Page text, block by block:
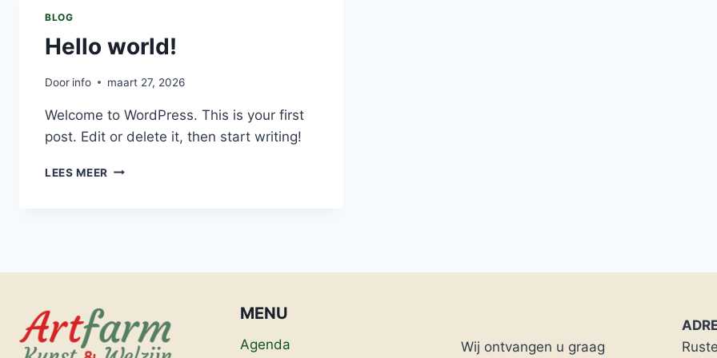
BLOG
Hello world!
Door info maart 27, 2026
Welcome to WordPress. This is your first
post. Edit or delete it, then start writing!
LEES MEER HELLO
MENU
Agenda Wij ontvangen u graag